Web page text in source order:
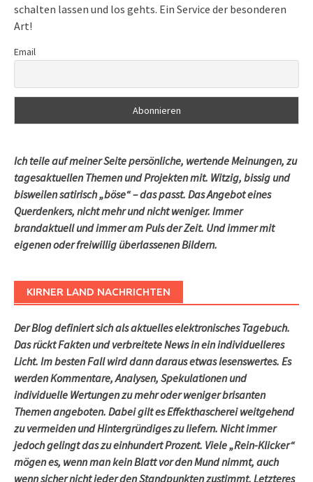
schalten lassen und los gehts. Ein Service der besonderen
Art!
Email
Ich teile auf meiner Seite persönliche, wertende Meinungen, zu
tagesaktuellen Themen und Projekten mit. Witzig, bissig und
bisweilen satirisch „böse“ – das passt. Das Angebot eines
Querdenkers, nicht mehr und nicht weniger. Immer
brandaktuell und immer am Puls der Zeit. Und immer mit
eigenen oder freiwillig überlassenen Bildern.
KIRNER LAND NACHRICHTEN
Der Blog definiert sich als aktuelles elektronisches Tagebuch.
Das rückt Fakten und verbreitete News in ein individuelleres
Licht. Im besten Fall wird dann daraus etwas lesenswertes. Es
werden Kommentare, Analysen, Spekulationen und
individuelle Wertungen zu mehr oder weniger brisanten
Themen angeboten. Dabei gilt es Effekthascherei weitgehend
zu vermeiden und Hintergründiges zu liefern. Nicht immer
jedoch gelingt das zu einhundert Prozent. Viele „Rein-Klicker“
mögen es, wenn man kein Blatt vor den Mund nimmt, auch
wenn sicher nicht jeder den Standpunkten zustimmt. Letzteres